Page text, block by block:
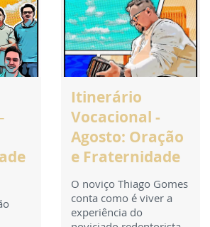
Itinerário
Vocacional -
Agosto: Oração
e Fraternidade
O noviço Thiago Gomes
conta como é viver a
experiência do